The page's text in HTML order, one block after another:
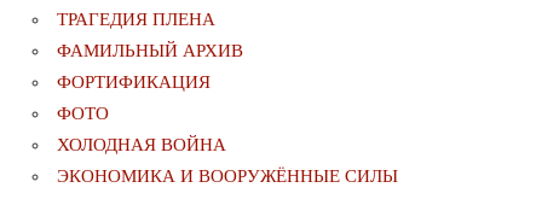
ТРАГЕДИЯ ПЛЕНА
ФАМИЛЬНЫЙ АРХИВ
ФОРТИФИКАЦИЯ
ФОТО
ХОЛОДНАЯ ВОЙНА
ЭКОНОМИКА И ВООРУЖЁННЫЕ СИЛЫ